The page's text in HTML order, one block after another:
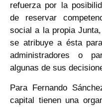
refuerza por la
de reservar
social a la propia
se atribuye a ésta
administradores o
algunas de sus
Para Fernando
capital tienen una